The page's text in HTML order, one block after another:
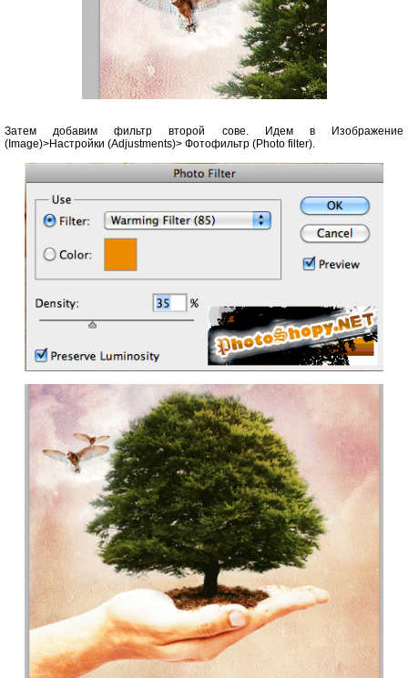
Затем добавим фильтр второй сове. Идем в Изображение
(Image)>Настройки (Adjustments)> Фотофильтр (Photo filter).